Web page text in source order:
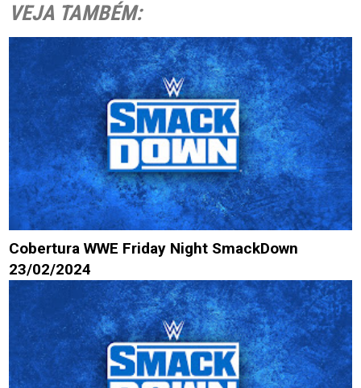
VEJA TAMBÉM:
Cobertura WWE Friday Night SmackDown
23/02/2024